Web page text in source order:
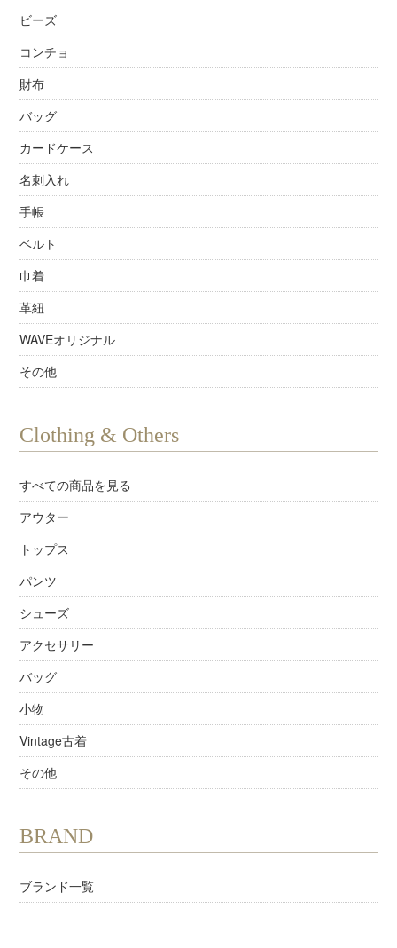
ビーズ
コンチョ
財布
バッグ
カードケース
名刺入れ
手帳
ベルト
巾着
革紐
WAVEオリジナル
その他
Clothing & Others
すべての商品を見る
アウター
トップス
パンツ
シューズ
アクセサリー
バッグ
小物
Vintage古着
その他
BRAND
ブランド一覧